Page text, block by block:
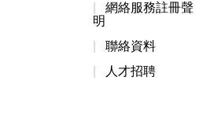
網絡服務註冊聲
明
聯絡資料
人才招聘